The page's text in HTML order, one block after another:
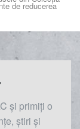
de reducerea
și primiți o
știri și